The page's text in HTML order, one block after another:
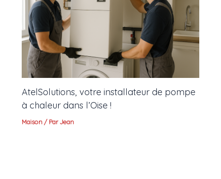
AtelSolutions, votre installateur de pompe
à chaleur dans l’Oise !
Maison / ParJean